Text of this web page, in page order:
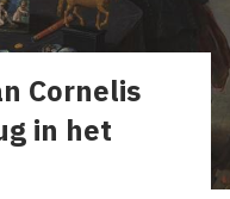
Cornelis
in het